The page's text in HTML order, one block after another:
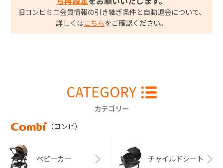
旧コンビミニ会員情報の引き継ぎ条件と自動退会について、
詳しくはこちら をご確認ください。
CATEGORY
カテゴリー
（コンビ）
ベビーカー チャイルドシート